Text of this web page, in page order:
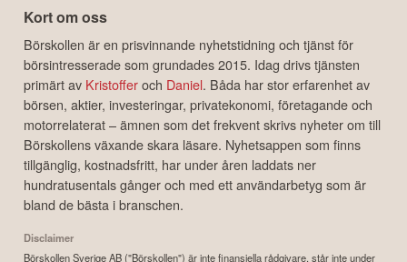
Kort om oss
Börskollen är en prisvinnande nyhetstidning och tjänst för
börsintresserade som grundades 2015. Idag drivs tjänsten
primärt av Kristofferoch Daniel. Båda har stor erfarenhet av
börsen, aktier, investeringar, privatekonomi, företagande och
motorrelaterat – ämnen som det frekvent skrivs nyheter om till
Börskollens växande skara läsare. Nyhetsappen som finns
tillgänglig, kostnadsfritt, har under åren laddats ner
hundratusentals gånger och med ett användarbetyg som är
bland de bästa i branschen.
Disclaimer
Börskollen Sverige AB ("Börskollen") är inte finansiella rådgivare, står inte under